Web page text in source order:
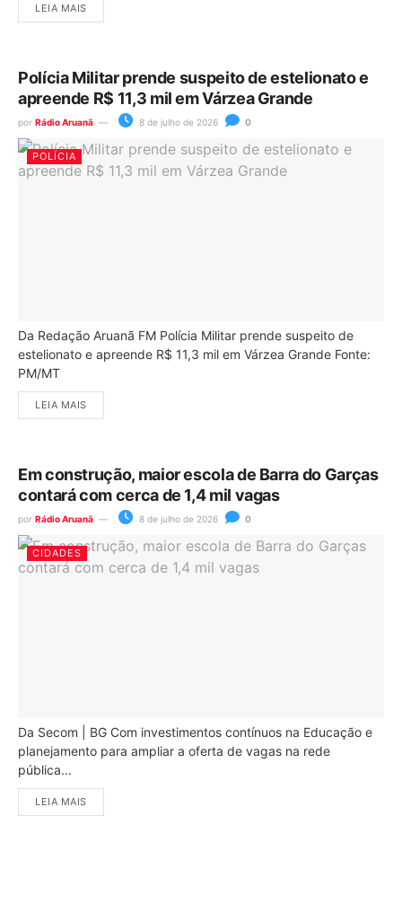
LEIA MAIS
Polícia Militar prende suspeito de estelionato e
apreende R$ 11,3 mil em Várzea Grande
por Rádio Aruanã 8 de julho de 2026 0
POLÍCIA
Da Redação Aruanã FM Polícia Militar prende suspeito de
estelionato e apreende R$ 11,3 mil em Várzea Grande Fonte:
PM/MT
LEIA MAIS
Em construção, maior escola de Barra do Garças
contará com cerca de 1,4 mil vagas
por Rádio Aruanã 8 de julho de 2026 0
CIDADES
Da Secom | BG Com investimentos contínuos na Educação e
planejamento para ampliar a oferta de vagas na rede
pública...
LEIA MAIS